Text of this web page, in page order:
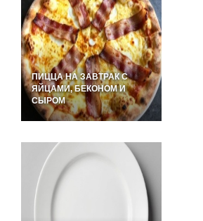
ПИЦЦА НА ЗАВТРАК С
ЯЙЦАМИ, БЕКОНОМ И
СЫРОМ